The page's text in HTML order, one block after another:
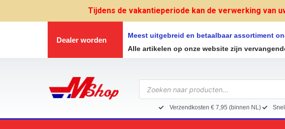
Tijdens de vakantieperiode kan de verwerking van
Dealer worden
Meest uitgebreid en betaalbaar assortiment
Alle artikelen op onze website zijn
Producten
zoeken
Verzendkosten € 7,95 (binnen NL)